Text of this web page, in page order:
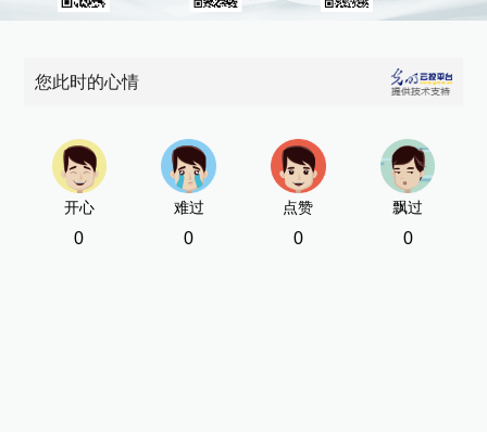
您此时的心情
开心
0
难过
0
点赞
0
飘过
0